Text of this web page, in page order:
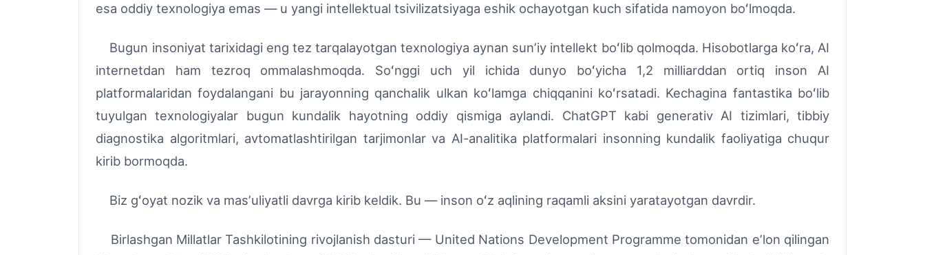
esa oddiy texnologiya emas — u yangi intellektual tsivilizatsiyaga eshik ochayotgan kuch sifatida namoyon boʻlmoqda.
Bugun insoniyat tarixidagi eng tez tarqalayotgan texnologiya aynan sunʼiy intellekt boʻlib qolmoqda. Hisobotlarga koʻra, AI
internetdan ham tezroq ommalashmoqda. Soʻnggi uch yil ichida dunyo boʻyicha 1,2 milliarddan ortiq inson AI
platformalaridan foydalangani bu jarayonning qanchalik ulkan koʻlamga chiqqanini koʻrsatadi. Kechagina fantastika boʻlib
tuyulgan texnologiyalar bugun kundalik hayotning oddiy qismiga aylandi. ChatGPT kabi generativ AI tizimlari, tibbiy
diagnostika algoritmlari, avtomatlashtirilgan tarjimonlar va AI-analitika platformalari insonning kundalik faoliyatiga chuqur
kirib bormoqda.
Biz gʻoyat nozik va masʼuliyatli davrga kirib keldik. Bu — inson oʻz aqlining raqamli aksini yaratayotgan davrdir.
Birlashgan Millatlar Tashkilotining rivojlanish dasturi — United Nations Development Programme tomonidan eʼlon qilingan